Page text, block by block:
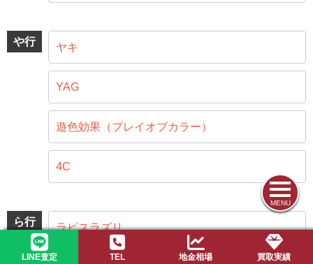
MENU
LINE査定 TEL 地金相場 買取実績
や行 ヤキ
YAG
遊色効果（プレイオブカラー）
4C
ら行 ラピスラズリ